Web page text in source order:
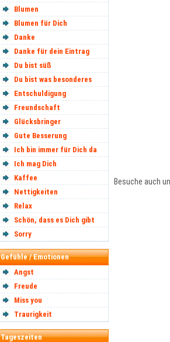
Blumen
Blumen für Dich
Danke
Danke für dein Eintrag
Du bist süß
Du bist was besonderes
Entschuldigung
Freundschaft
Glücksbringer
Gute Besserung
Ich bin immer für Dich da
Ich mag Dich
Kaffee
Nettigkeiten
Relax
Schön, dass es Dich gibt
Sorry
Gefühle / Emotionen
Angst
Freude
Miss you
Traurigkeit
Tageszeiten
Besuche auch